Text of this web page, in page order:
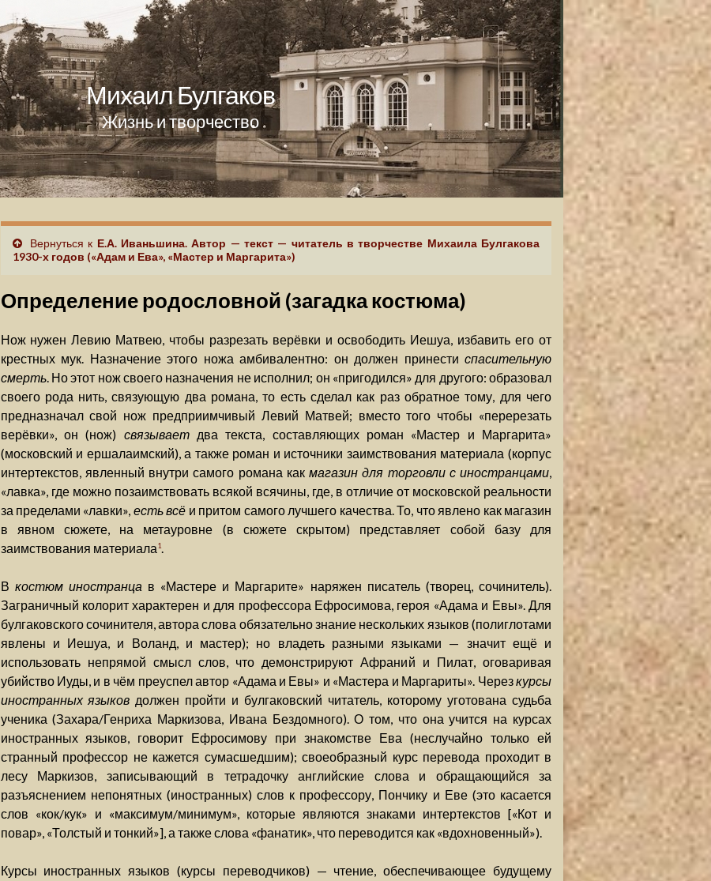
Михаил Булгаков
Жизнь и творчество
Вернуться к Е.А. Иваньшина. Автор — текст — читатель в творчестве Михаила Булгакова
1930-х годов («Адам и Ева», «Мастер и Маргарита»)
Определение родословной (загадка костюма)
Нож нужен Левию Матвею, чтобы разрезать верёвки и освободить Иешуа, избавить его от
крестных мук. Назначение этого ножа амбивалентно: он должен принести спасительную
смерть. Но этот нож своего назначения не исполнил; он «пригодился» для другого: образовал
своего рода нить, связующую два романа, то есть сделал как раз обратное тому, для чего
предназначал свой нож предприимчивый Левий Матвей; вместо того чтобы «перерезать
верёвки», он (нож) связываетдва текста, составляющих роман «Мастер и Маргарита»
(московский и ершалаимский), а также роман и источники заимствования материала (корпус
интертекстов, явленный внутри самого романа как магазин для торговли с иностранцами,
«лавка», где можно позаимствовать всякой всячины, где, в отличие от московской реальности
за пределами «лавки», есть всё и притом самого лучшего качества. То, что явлено как магазин
в явном сюжете, на метауровне (в сюжете скрытом) представляет собой базу для
заимствования материала1.
В костюм иностранца в «Мастере и Маргарите» наряжен писатель (творец, сочинитель).
Заграничный колорит характерен и для профессора Ефросимова, героя «Адама и Евы». Для
булгаковского сочинителя, автора слова обязательно знание нескольких языков (полиглотами
явлены и Иешуа, и Воланд, и мастер); но владеть разными языками — значит ещё и
использовать непрямой смысл слов, что демонстрируют Афраний и Пилат, оговаривая
убийство Иуды, и в чём преуспел автор «Адама и Евы» и «Мастера и Маргариты». Черезкурсы
иностранных языков должен пройти и булгаковский читатель, которому уготована судьба
ученика (Захара/Генриха Маркизова, Ивана Бездомного). О том, что она учится на курсах
иностранных языков, говорит Ефросимову при знакомстве Ева (неслучайно только ей
странный профессор не кажется сумасшедшим); своеобразный курс перевода проходит в
лесу Маркизов, записывающий в тетрадочку английские слова и обращающийся за
разъяснением непонятных (иностранных) слов к профессору, Пончику и Еве (это касается
слов «кок/кук» и «максимум/минимум», которые являются знаками интертекстов [«Кот и
повар», «Толстый и тонкий»], а также слова «фанатик», что переводится как «вдохновенный»).
Курсы иностранных языков (курсы переводчиков) — чтение, обеспечивающее будущему